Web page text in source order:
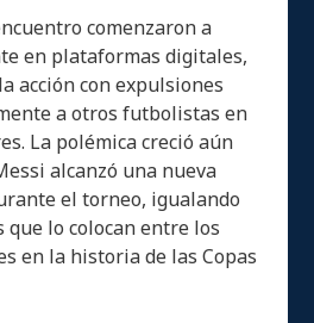
comenzaron a
en plataformas digitales,
acción con expulsiones
a otros futbolistas en
La polémica creció aún
alcanzó una nueva
el torneo, igualando
lo colocan entre los
en la historia de las Copas